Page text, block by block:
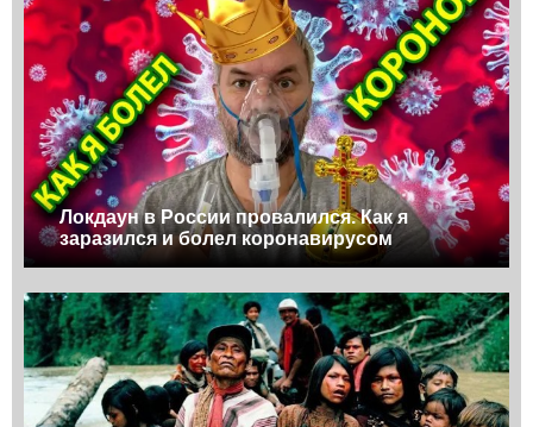
Локдаун в России провалился. Как я
заразился и болел коронавирусом